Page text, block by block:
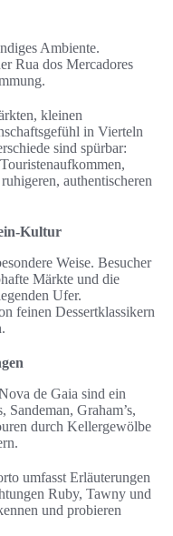
Ambiente.
Rua dos Mercadores
kleinen
in Vierteln
sind spürbar:
authentischeren
Kultur
Weise. Besucher
Märkte und die
Ufer.
feinen Dessertklassikern
de Gaia sind ein
Graham’s,
durch Kellergewölbe
umfasst Erläuterungen
Ruby, Tawny und
und probieren